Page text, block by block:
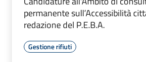
permanente sull’Accessibilità
redazione del P.E.B.A.
Gestione rifiuti